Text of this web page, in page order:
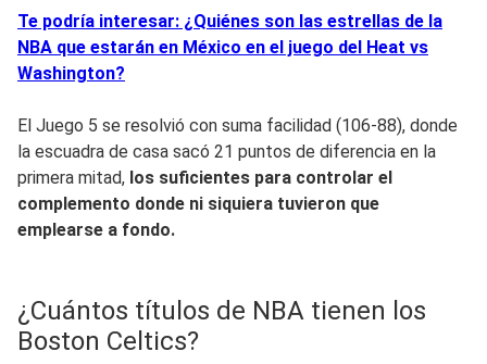
Te podría interesar: ¿Quiénes son las estrellas de la
NBA que estarán en México en el juego del Heat vs
Washington?
El Juego 5 se resolvió con suma facilidad (106-88), donde
la escuadra de casa sacó 21 puntos de diferencia en la
primera mitad, los suficientes para controlar el
complemento donde ni siquiera tuvieron que
emplearse a fondo.
¿Cuántos títulos de NBA tienen los
Boston Celtics?